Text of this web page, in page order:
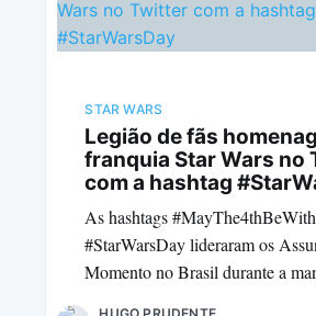
STAR WARS
Legião de fãs
franquia Star Wars no
com a hashtag
As hashtags
#StarWarsDay lideraram os
Momento no Brasil durante a